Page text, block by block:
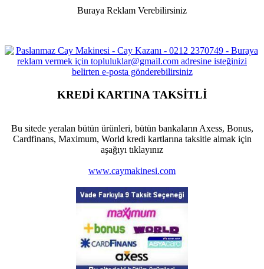
Buraya Reklam Verebilirsiniz
KREDİ KARTINA TAKSİTLİ
Bu sitede yeralan bütün ürünleri, bütün bankaların Axess, Bonus,
Cardfinans, Maximum, World kredi kartlarına taksitle almak için
aşağıyı tıklayınız
www.caymakinesi.com